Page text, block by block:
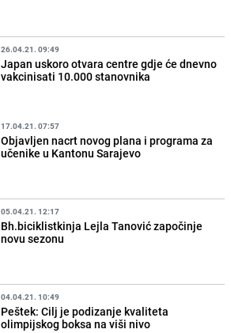
26.04.21. 09:49
Japan uskoro otvara centre gdje će dnevno
vakcinisati 10.000 stanovnika
17.04.21. 07:57
Objavljen nacrt novog plana i programa za
učenike u Kantonu Sarajevo
05.04.21. 12:17
Bh.biciklistkinja Lejla Tanović započinje
novu sezonu
04.04.21. 10:49
Peštek: Cilj je podizanje kvaliteta
olimpijskog boksa na viši nivo